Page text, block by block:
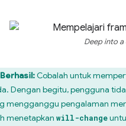
Deep into
Berhasil:Cobalah untuk
Dengan begitu, pengguna
mengganggu pengalaman
menetapkan will-change